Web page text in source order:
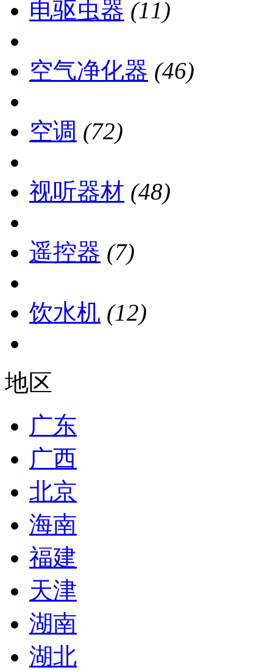
电驱虫器 (11)
空气净化器 (46)
空调 (72)
视听器材 (48)
遥控器 (7)
饮水机 (12)
地区
广东
广西
北京
海南
福建
天津
湖南
湖北